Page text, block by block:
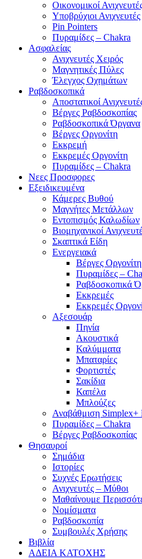
Οικονομικοί
Υποβρύχιοι Ανιχνευτές
Pin Pointers
Πυραμίδες – Chakra
Ασφαλείας
Ανιχνευτές Χειρός
Μαγνητικές Πύλες
Έλεγχος Οχημάτων
Ραβδοσκοπικά
Αποστατικοί
Βέργες Ραβδοσκοπίας
Ραβδοσκοπικά Όργανα
Βέργες Οργονίτη
Εκκρεμή
Εκκρεμές Οργονίτη
Πυραμίδες – Chakra
Νεες Προσφορες
Εξειδικευμένα
Κάμερες Βυθού
Μαγνήτες Μετάλλων
Εντοπισμός Καλωδίων
Βιομηχανικοί
Σκαπτικά Είδη
Ενεργειακά
Βέργες Οργονίτη
Πυραμίδες –
Ραβδοσκοπικά
Εκκρεμές
Εκκρεμές
Αξεσουάρ
Πηνία
Ακουστικά
Καλύμματα
Μπαταρίες
Φορτιστές
Σακίδια
Καπέλα
Μπλούζες
Αναβάθμιση
Πυραμίδες – Chakra
Βέργες Ραβδοσκοπίας
Θησαυροί
Σημάδια
Ιστορίες
Συχνές Ερωτήσεις
Ανιχνευτές – Μύθοι
Μαθαίνουμε
Νομίσματα
Ραβδοσκοπία
Συμβουλές Χρήσης
Βιβλία
ΑΔΕΙΑ ΚΑΤΟΧΗΣ